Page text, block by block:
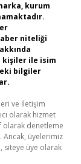
kurum
niteliği
kişiler ile isim
bilgiler
ve İletişim
olarak hizmet
olarak denetleme
Ancak, üyelerimiz
siteye üye olarak